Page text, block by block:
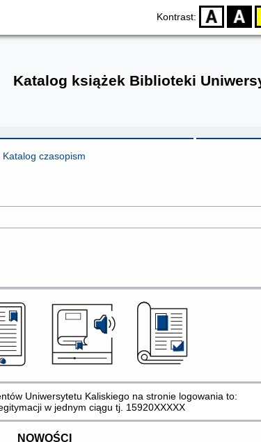
Kontrast: D BW
Katalog książek Biblioteki
Katalog czasopism
Uniwersytetu Kaliskiego na stronie logowania to:
w jednym ciągu tj. 15920XXXXX
NOWOŚCI